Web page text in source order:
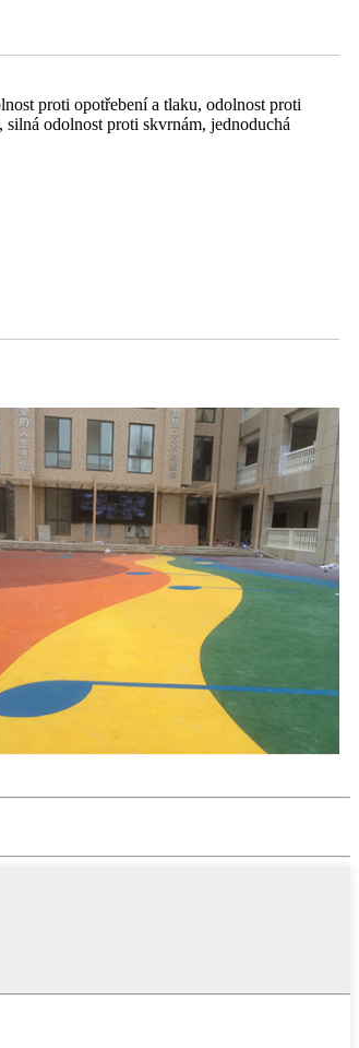
proti opotřebení a tlaku, odolnost proti
odolnost proti skvrnám, jednoduchá